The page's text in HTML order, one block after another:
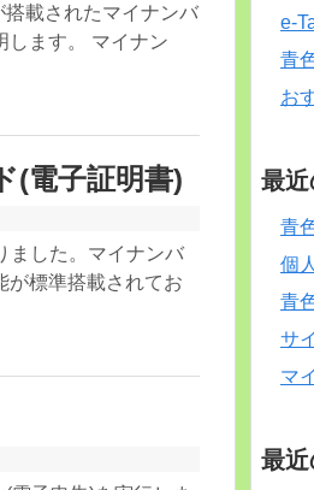
載されたマイナンバ
します。 マイナン
(電子証明書)
ました。マイナンバ
が標準搭載されてお
e-
青
お
最
青
個
青
サ
マ
最近